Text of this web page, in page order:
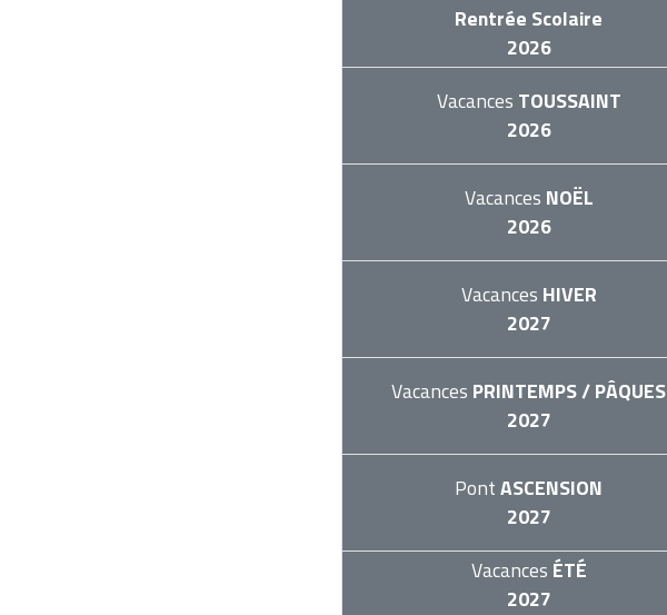
Rentrée Scolaire
2026
Vacances TOUSSAINT
2026
Vacances NOËL
2026
Vacances HIVER
2027
Vacances PRINTEMPS / PÂQUES
2027
PontASCENSION
2027
Vacances ÉTÉ
2027